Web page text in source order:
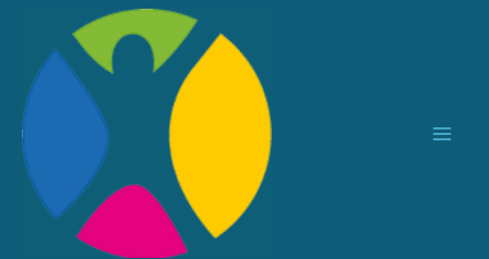
περιεχόμενο